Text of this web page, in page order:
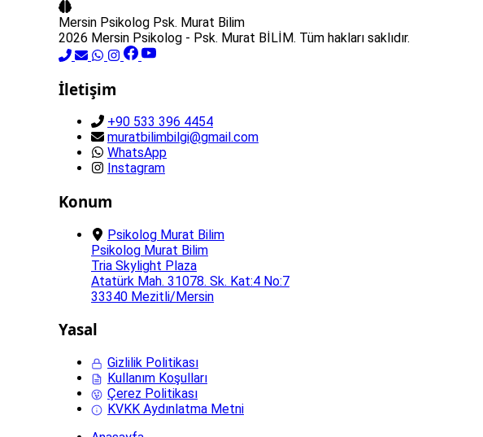
Mersin Psikolog Psk. Murat Bilim
2026 Mersin Psikolog - Psk. Murat BİLİM. Tüm hakları saklıdır.
İletişim
+90 533 396 4454
muratbilimbilgi@gmail.com
WhatsApp
Instagram
Konum
Psikolog Murat Bilim
Psikolog Murat Bilim
Tria Skylight Plaza
Atatürk Mah. 31078. Sk. Kat:4 No:7
33340 Mezitli/Mersin
Yasal
Gizlilik Politikası
Kullanım Koşulları
Çerez Politikası
KVKK Aydınlatma Metni